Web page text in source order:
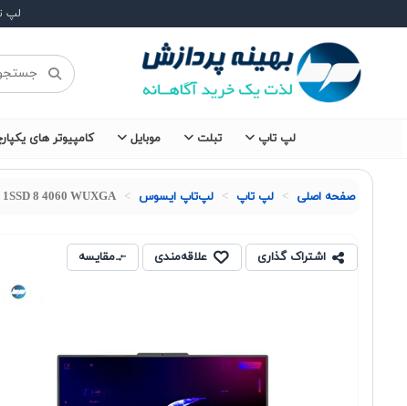
لپ
لپ تاپ تبلت موبایل کامپیوتر های
صفحه اصلی لپ تاپ لپ‌تاپ ایسوس 8 4060 WUXGA
اشتراک گذاری علاقه‌مندی مقایسه